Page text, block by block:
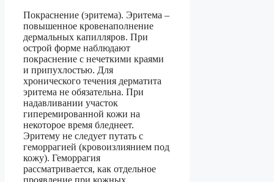
Покраснение (эритема). Эритема –
повышенное кровенаполнение
дермальных капилляров. При
острой форме наблюдают
покраснение с нечеткими краями
и припухлостью. Для
хронического течения дерматита
эритема не обязательна. При
надавливании участок
гиперемированной кожи на
некоторое время бледнеет.
Эритему не следует путать с
геморрагией (кровоизлиянием под
кожу). Геморрагия
рассматривается, как отдельное
проявление при кожных